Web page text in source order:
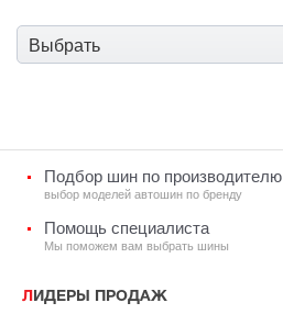
Выбрать
Подбор шин по производителю
выбор моделей автошин по бренду
Помощь специалиста
Мы поможем вам выбрать шины
ЛИДЕРЫ ПРОДАЖ